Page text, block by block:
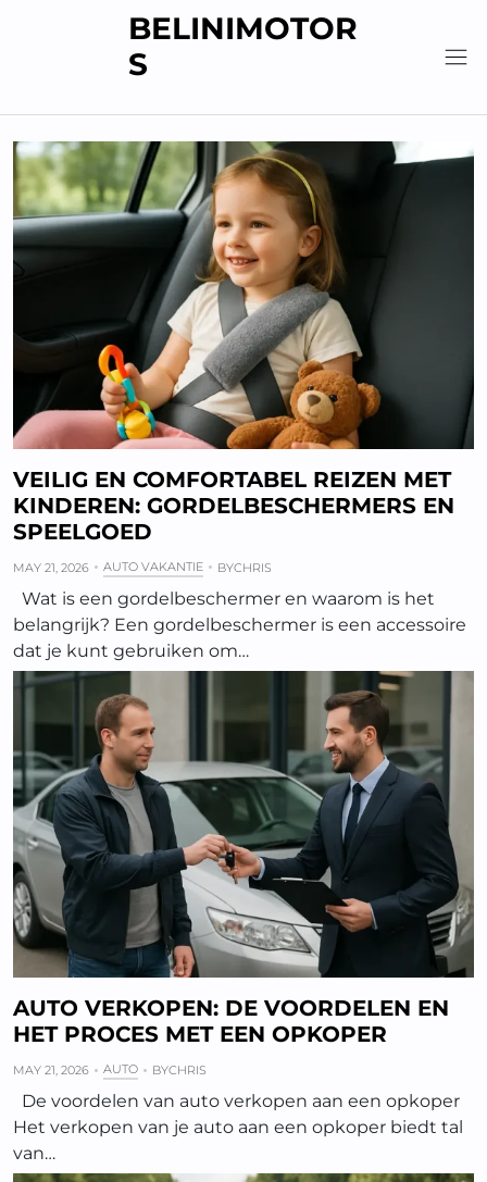
BELINIMOTOR
S
VEILIG EN COMFORTABEL REIZEN MET
KINDEREN: GORDELBESCHERMERS EN
SPEELGOED
MAY 21, 2026 AUTO VAKANTIE BYCHRIS
Wat is een gordelbeschermer en waarom is het
belangrijk? Een gordelbeschermer is een accessoire
dat je kunt gebruiken om…
AUTO VERKOPEN: DE VOORDELEN EN
HET PROCES MET EEN OPKOPER
MAY 21, 2026 AUTO BYCHRIS
De voordelen van auto verkopen aan een opkoper
Het verkopen van je auto aan een opkoper biedt tal
van…